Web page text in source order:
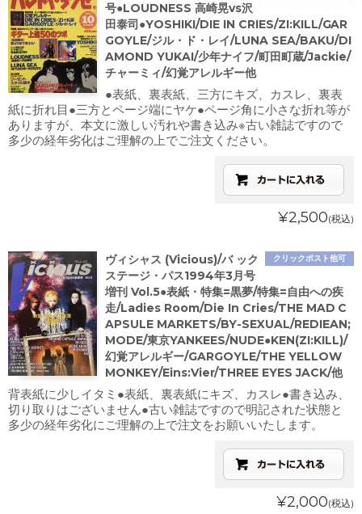
号●LOUDNESS 高崎晃vs沢
田泰司●YOSHIKI/DIE IN CRIES/ZI:KILL/GAR
GOYLE/ジル・ド・レイ/LUNA SEA/BAKU/DI
AMOND YUKAI/少年ナイフ/町田町蔵/Jackie/
チャーミィ/幻覚アレルギー他
●表紙、裏表紙、三方にキズ、カスレ、裏表
紙に折れ目●三方とページ端にヤケ●ページ角に小さな折れ等が
ありますが、本文に激しい汚れや書き込み※古い雑誌ですので
多少の経年劣化はご理解の上でご注文ください。
¥2,500(税込)
クリックポスト他可
ヴィシャス (Vicious)/バ ック
ステージ・パス1994年3月号
増刊 Vol.5●表紙・特集=黒夢/特集=自由への疾
走/Ladies Room/Die In Cries/THE MAD C
APSULE MARKETS/BY-SEXUAL/REDIEAN;
MODE/東京YANKEES/NUDE●KEN(ZI:KILL)/
幻覚アレルギー/GARGOYLE/THE YELLOW
MONKEY/Eins:Vier/THREE EYES JACK/他
背表紙に少しイタミ●表紙、裏表紙にキズ、カスレ●書き込み、
切り取りはございません●古い雑誌ですので明記された状態と
多少の経年劣化にご理解の上で注文をお願いいたします。
¥2,000(税込)